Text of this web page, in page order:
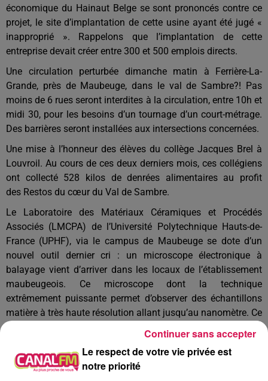
économique du Hainaut Belge se sont prononcés contre ce
projet, le site d’implantation de cette usine ayant été jugé «
inapproprié ». Rappelons que l’implantation de cette
entreprise devait créer entre 300 et 500 emplois directs.
Une circulation perturbée dimanche matin à Ferrière-La-
Grande, près de Maubeuge, dans le val de Sambre?! Pas
moins de 6 rues seront interdites à la circulation, entre 10h et
midi 30, pour les besoins d’un tournage d’un court-métrage.
Des barrières seront installées aux intersections concernées.
Une mise à l’honneur des élèves du collège Jacques Brel à
Louvroil. Au cours de ces deux derniers mois, ces collégiens
ont collecté 528 kilos de denrées alimentaires au profit
des Restos du cœur du Val de Sambre.
Le Laboratoire des Matériaux Céramiques et Procédés
Associés (LMCPA) de l’Université Polytechnique Hauts-de-
France (UPHF), via le campus de Maubeuge se dote d’un
nouvel outil dernier cri : un microscope électronique à
balayage vient d’arriver dans les locaux de l’établissement
maubeugeois. Ce microscope dont la technique
extrêmement puissante permet d’observer des échantillons
matière à très haute résolution allant jusqu’au nanomètre. Ce
encore plus pointues et de développer et renforcer ses
partenariats avec le tissu économique local.
Un aménagement de la Solre pour le développement des
Le respect de votre vie privée est
notre priorité
Continuer sans accepter